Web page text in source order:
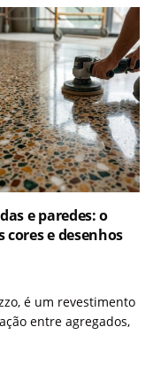
e paredes: o
e desenhos
é um revestimento
entre agregados,